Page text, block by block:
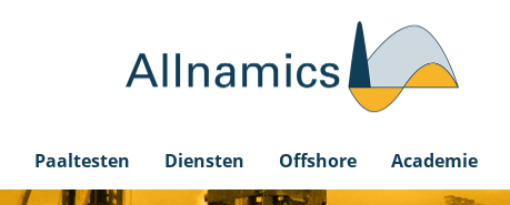
Paaltesten Diensten Offshore Academie